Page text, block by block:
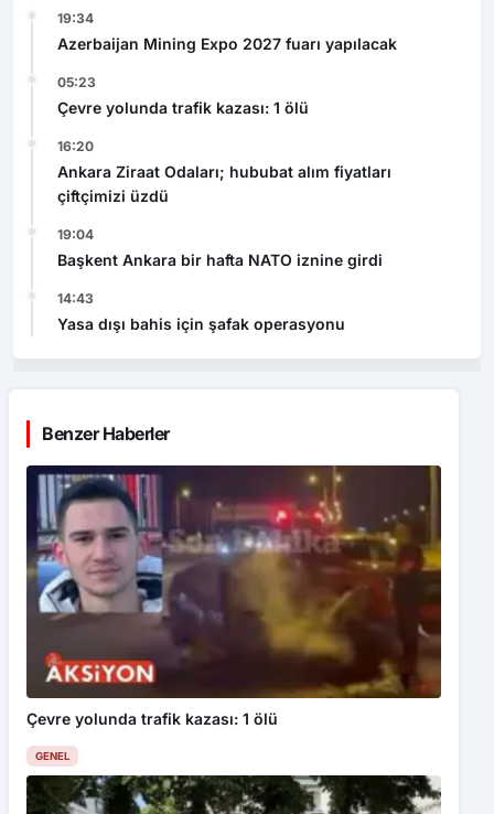
19:34
Azerbaijan Mining Expo 2027 fuarı yapılacak
05:23
Çevre yolunda trafik kazası: 1 ölü
16:20
Ankara Ziraat Odaları; hububat alım fiyatları
çiftçimizi üzdü
19:04
Başkent Ankara bir hafta NATO iznine girdi
14:43
Yasa dışı bahis için şafak operasyonu
Benzer Haberler
Çevre yolunda trafik kazası: 1 ölü
GENEL